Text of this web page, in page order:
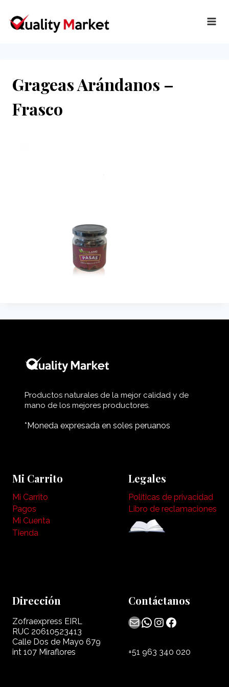
contenido
Grageas Arándanos –
Frasco
Productos naturales de la mejor calidad y de
mano de los mejores productores.
*Moneda expresada en soles peruanos
Mi Carrito
Mi Carrito
Pagos
Mi Cuenta
Tienda
Legales
Políticas de privacidad
Libro de reclamaciones
Dirección
Zofraexpress EIRL
RUC 20610523413
Calle Dos de Mayo 679
int 107 Miraflores
Contáctanos
MailWhatsApp
Instagram
Facebook
+51 963 340 020